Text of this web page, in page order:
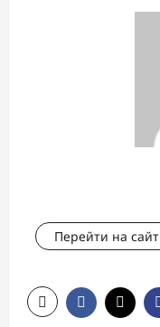
Перейти на сайт